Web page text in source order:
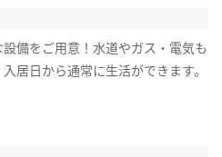
備をご用意！水道やガス・電気も
居日から通常に生活ができます。